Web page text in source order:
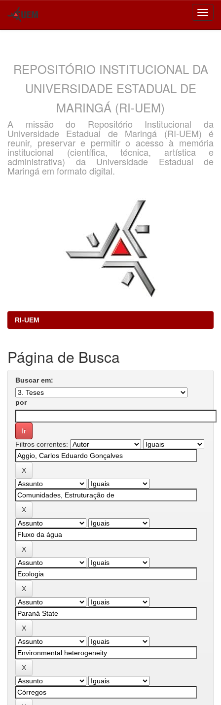
REPOSITÓRIO INSTITUCIONAL DA
UNIVERSIDADE ESTADUAL DE
MARINGÁ (RI-UEM)
A missão do Repositório Institucional da
Universidade Estadual de Maringá (RI-UEM) é
reunir, preservar e permitir o acesso à memória
institucional (científica, técnica, artística e
administrativa) da Universidade Estadual de
Maringá em formato digital.
RI-UEM
Página de Busca
Buscar em:
por
Filtros correntes: